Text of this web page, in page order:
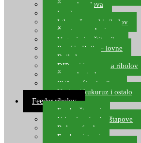
Šaranska olova
Leadcore
Igle za šaranski ribolov
Špage, upredenice
Vaganje i zaštita ribe
Pop Up Boile – lovne
Boile lovne
DIP-ovi i arome za ribolov
Šaranske torbe
PVA vrećice i pribor
Umjetni kukuruz i ostalo
Feeder ribolov
Feeder štapovi
Vrhovi za feeder štapove
Role za feeder
Feeder sistemi